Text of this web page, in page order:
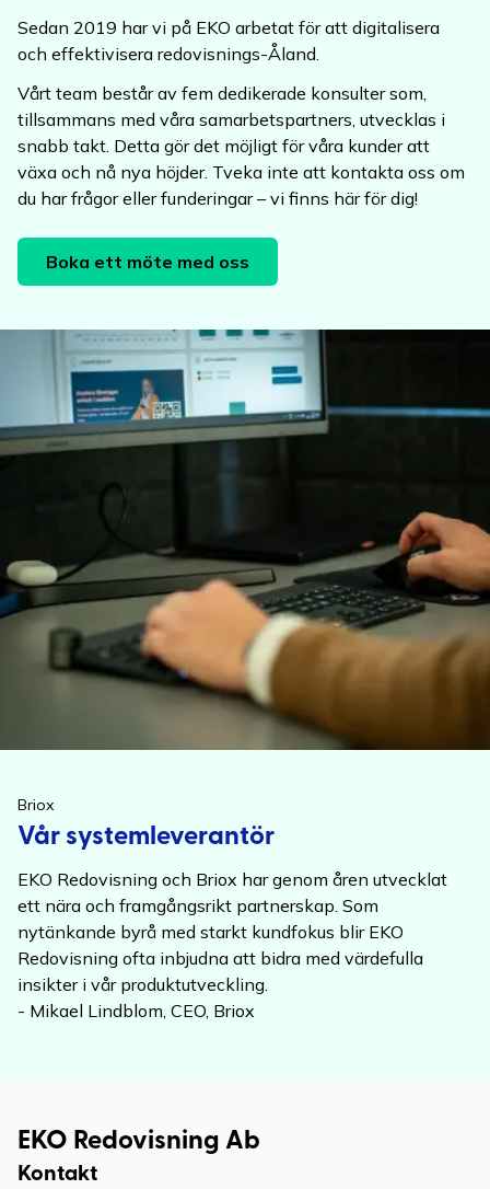
Sedan 2019 har vi på EKO arbetat för att digitalisera
och effektivisera redovisnings-Åland.
Vårt team består av fem dedikerade konsulter som,
tillsammans med våra samarbetspartners, utvecklas i
snabb takt. Detta gör det möjligt för våra kunder att
växa och nå nya höjder. Tveka inte att kontakta oss om
du har frågor eller funderingar – vi finns här för dig!
Boka ett möte med oss
Briox
Vår systemleverantör
EKO Redovisning och Briox har genom åren utvecklat
ett nära och framgångsrikt partnerskap. Som
nytänkande byrå med starkt kundfokus blir EKO
Redovisning ofta inbjudna att bidra med värdefulla
insikter i vår produktutveckling.
- Mikael Lindblom, CEO, Briox
EKO Redovisning Ab
Kontakt